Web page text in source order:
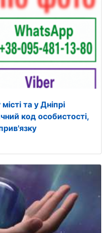
та у Дніпрі
код особистості,